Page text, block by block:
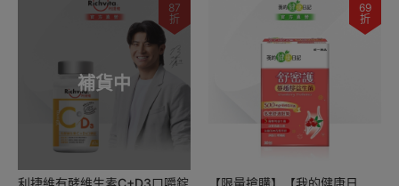
補貨中
87
折
69
折